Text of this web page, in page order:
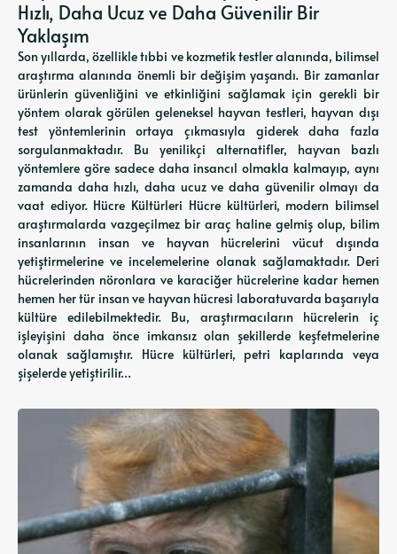
Hızlı, Daha Ucuz ve Daha Güvenilir Bir
Yaklaşım
Son yıllarda, özellikle tıbbi ve kozmetik testler alanında, bilimsel
araştırma alanında önemli bir değişim yaşandı. Bir zamanlar
ürünlerin güvenliğini ve etkinliğini sağlamak için gerekli bir
yöntem olarak görülen geleneksel hayvan testleri, hayvan dışı
test yöntemlerinin ortaya çıkmasıyla giderek daha fazla
sorgulanmaktadır. Bu yenilikçi alternatifler, hayvan bazlı
yöntemlere göre sadece daha insancıl olmakla kalmayıp, aynı
zamanda daha hızlı, daha ucuz ve daha güvenilir olmayı da
vaat ediyor. Hücre Kültürleri Hücre kültürleri, modern bilimsel
araştırmalarda vazgeçilmez bir araç haline gelmiş olup, bilim
insanlarının insan ve hayvan hücrelerini vücut dışında
yetiştirmelerine ve incelemelerine olanak sağlamaktadır. Deri
hücrelerinden nöronlara ve karaciğer hücrelerine kadar hemen
hemen her tür insan ve hayvan hücresi laboratuvarda başarıyla
kültüre edilebilmektedir. Bu, araştırmacıların hücrelerin iç
işleyişini daha önce imkansız olan şekillerde keşfetmelerine
olanak sağlamıştır. Hücre kültürleri, petri kaplarında veya
şişelerde yetiştirilir…